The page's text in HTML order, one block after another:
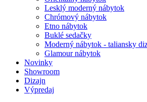
Lesklý moderný nábytok
Chrómový nábytok
Etno nábytok
Buklé sedačky
Moderný nábytok - taliansky
Glamour nábytok
Novinky
Showroom
Dizajn
Výpredaj